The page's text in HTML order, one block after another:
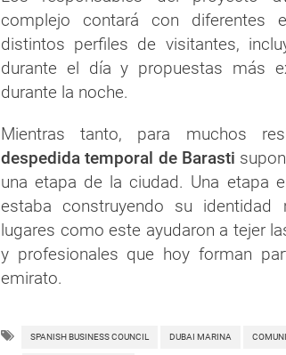
complejo contará con diferentes
distintos perfiles de visitantes,
durante el día y propuestas más
durante la noche.
Mientras tanto, para muchos
despedida temporal de Barasti
una etapa de la ciudad. Una etapa
estaba construyendo su
lugares como este ayudaron a tejer
y profesionales que hoy forman
emirato.
SPANISH BUSINESS COUNCIL DUBAI MARINA